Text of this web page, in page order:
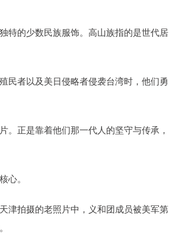
特的少数民族服饰。高山族指的是世代居
民者以及美日侵略者侵袭台湾时，他们勇
。正是靠着他们那一代人的坚守与传承，
心。
津拍摄的老照片中，义和团成员被美军第